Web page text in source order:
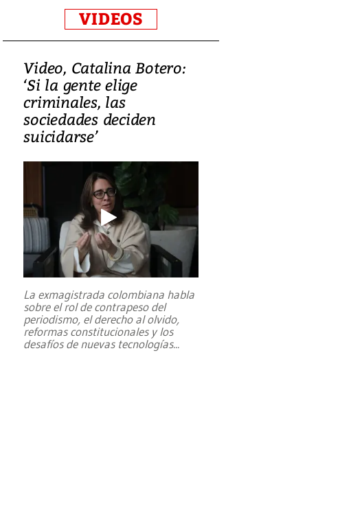
VIDEOS
Video, Catalina Botero:
‘Si la gente elige
criminales, las
sociedades deciden
suicidarse’
La exmagistrada colombiana habla
sobre el rol de contrapeso del
periodismo, el derecho al olvido,
reformas constitucionales y los
desafíos de nuevas tecnologías...